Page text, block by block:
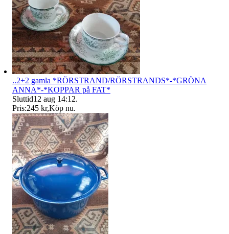
..2+2 gamla *RÖRSTRAND/RÖRSTRANDS*-*GRÖNA
ANNA*-*KOPPAR på FAT*
Sluttid12 aug 14:12.
Pris:245 kr,Köp nu.